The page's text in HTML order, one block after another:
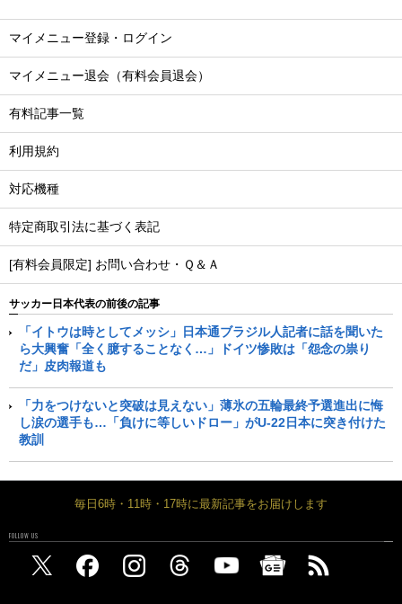
マイメニュー登録・ログイン
マイメニュー退会（有料会員退会）
有料記事一覧
利用規約
対応機種
特定商取引法に基づく表記
[有料会員限定] お問い合わせ・Ｑ＆Ａ
サッカー日本代表の前後の記事
「イトウは時としてメッシ」日本通ブラジル人記者に話を聞いた
ら大興奮「全く臆することなく…」ドイツ惨敗は「怨念の祟り
だ」皮肉報道も
「力をつけないと突破は見えない」薄氷の五輪最終予選進出に悔
し涙の選手も…「負けに等しいドロー」がU-22日本に突き付けた
教訓
毎日6時・11時・17時に最新記事をお届けします
FOLLOW US